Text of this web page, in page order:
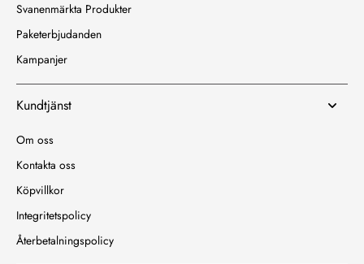
Svanenmärkta Produkter
Paketerbjudanden
Kampanjer
Kundtjänst
Om oss
Kontakta oss
Köpvillkor
Integritetspolicy
Återbetalningspolicy